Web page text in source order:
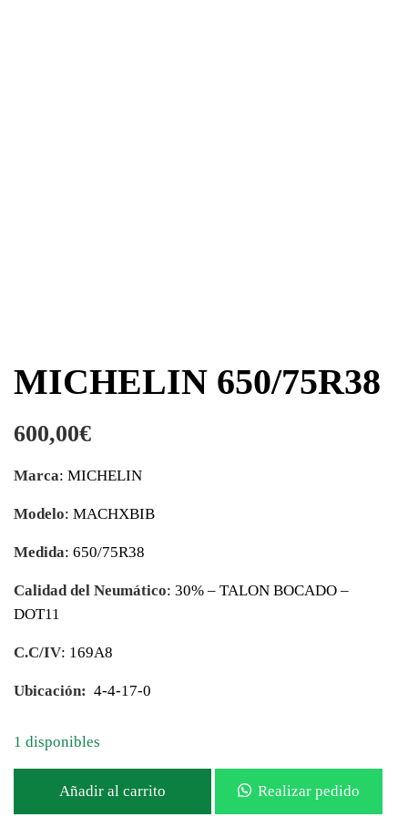
MICHELIN 650/75R38
600,00€
Marca: MICHELIN
Modelo: MACHXBIB
Medida: 650/75R38
Calidad del Neumático: 30% – TALON BOCADO –
DOT11
C.C/IV: 169A8
Ubicación: 4-4-17-0
1 disponibles
Añadir al carrito Realizar pedido